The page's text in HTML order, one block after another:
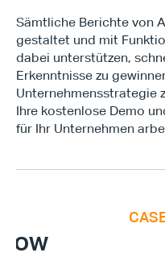
Sämtliche Berichte von
gestaltet und mit
dabei unterstützen,
Erkenntnisse zu
Unternehmensstrategie
Ihre kostenlose Demo
für Ihr Unternehmen
E